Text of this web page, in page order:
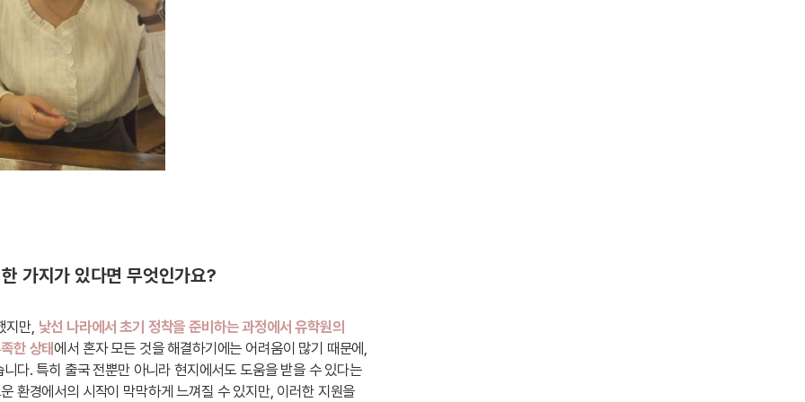
가지가 있다면 무엇인가요?
지만, 낯선 나라에서 초기 정착을 준비하는 과정에서 유학원의
한 상태에서 혼자 모든 것을 해결하기에는 어려움이 많기 때문에,
다. 특히 출국 전뿐만 아니라 현지에서도 도움을 받을 수 있다는
환경에서의 시작이 막막하게 느껴질 수 있지만, 이러한 지원을